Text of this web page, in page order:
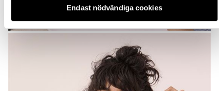
Endast nödvändiga cookies